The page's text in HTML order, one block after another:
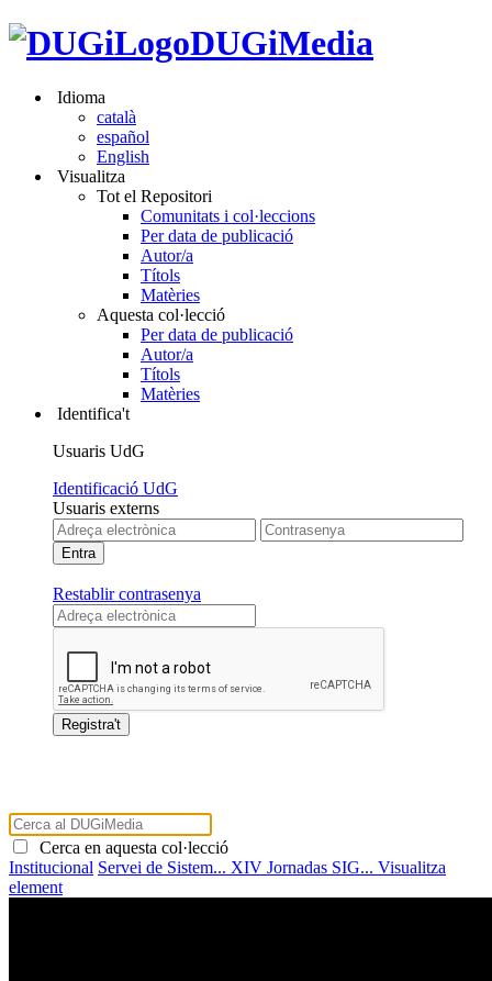
DUGiMedia
Idioma
català
español
English
Visualitza
Tot el Repositori
Comunitats i col·leccions
Per data de publicació
Autor/a
Títols
Matèries
Aquesta col·lecció
Per data de publicació
Autor/a
Títols
Matèries
Identifica't
Usuaris UdG
Identificació UdG
Usuaris externs
Restablir contrasenya
Cerca en aquesta col·lecció
Institucional Servei de Sistem... XIV Jornadas SIG... Visualitza
element